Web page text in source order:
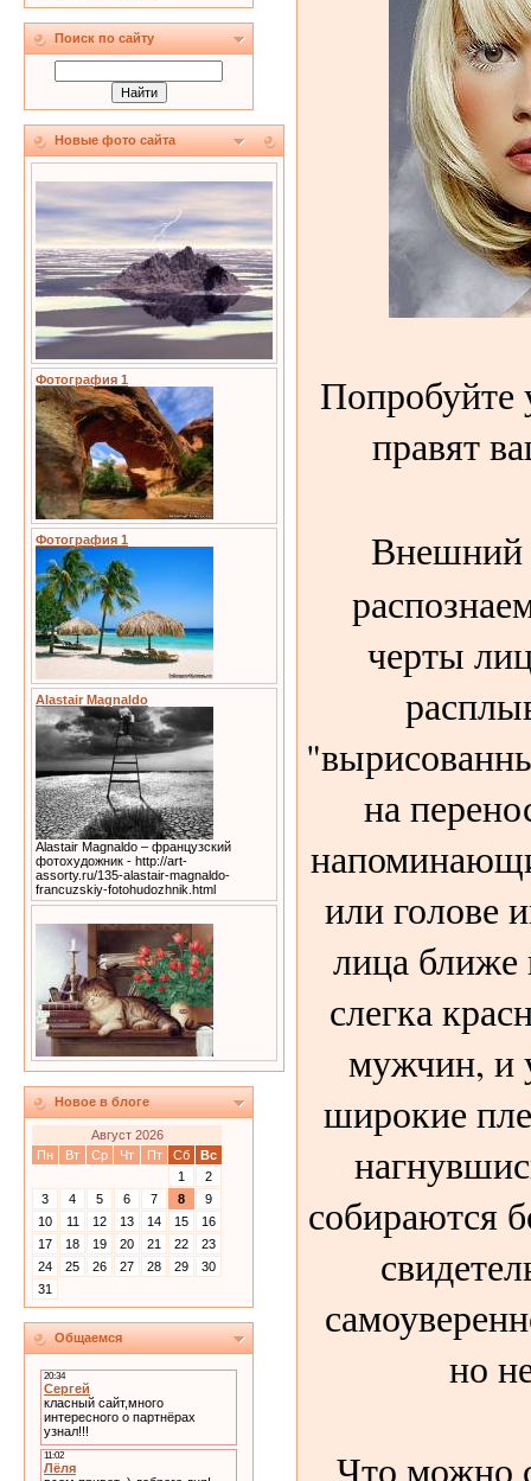
Поиск по сайту
Новые фото сайта
Фотография 1
Фотография 1
Alastair Magnaldo
Alastair Magnaldo – французский
фотохудожник - http://art-
assorty.ru/135-alastair-magnaldo-
francuzskiy-fotohudozhnik.html
Новое в блоге
Август 2026
Пн
Вт Ср Чт Пт Сб
Вс
1
2
3
4 5 6 7 8
9
10
11 12 13 14 15
16
17
18 19 20 21 22
23
24
25 26 27 28 29
30
31
Общаемся
Попробуйте
правят
черты
на
или голове
лица ближе
слегка
мужчин, и
широкие
собираются
но
Что можно